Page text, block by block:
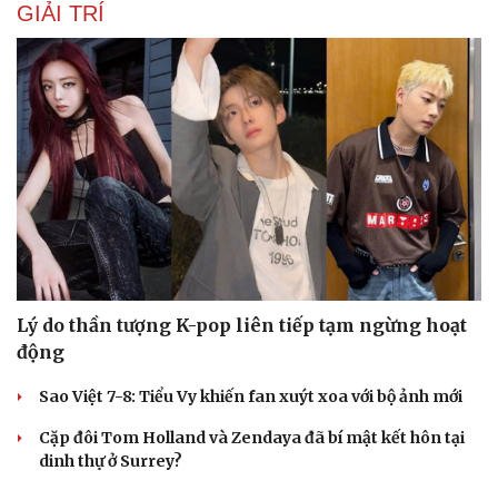
GIẢI TRÍ
Lý do thần tượng K-pop liên tiếp tạm ngừng hoạt
động
Sao Việt 7-8: Tiểu Vy khiến fan xuýt xoa với bộ ảnh mới
Cặp đôi Tom Holland và Zendaya đã bí mật kết hôn tại
dinh thự ở Surrey?